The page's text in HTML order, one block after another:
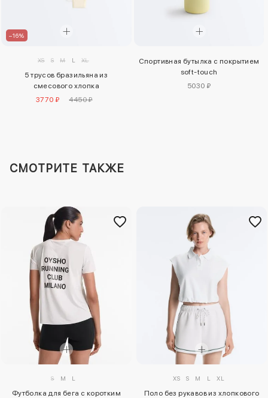
–16%
XS S M L XL
5 трусов бразильяна из
смесового хлопка
3770 ₽
4450 ₽
Спортивная бутылка с покрытием
soft-touch
5030 ₽
СМОТРИТЕ ТАКЖЕ
S M L
Футболка для бега с коротким
XS S M L XL
Поло без рукавов из хлопкового